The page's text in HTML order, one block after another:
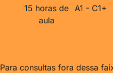
15 horas de
aula
A1 - C1+
Para consultas fora dessa